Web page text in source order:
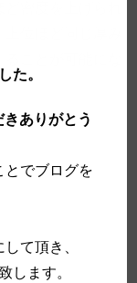
密度を上げられ
位ほど同じ厚み
た。
ありがとう
とでブログを
て頂き、
します。